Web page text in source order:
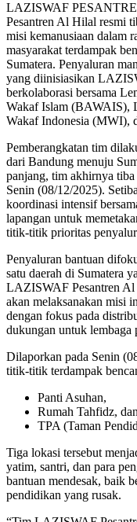
LAZISWAF
Pesantren Al Hilal resmi
misi kemanusiaan dalam
masyarakat terdampak
Sumatera. Penyaluran
yang diinisiasikan
berkolaborasi bersama
Wakaf Islam (BAWAIS),
Wakaf Indonesia (MWI),
Pemberangkatan tim
dari Bandung menuju
panjang, tim akhirnya
Senin (08/12/2025).
koordinasi intensif
lapangan untuk
titik-titik prioritas
Penyaluran bantuan
satu daerah di Sumatera
LAZISWAF Pesantren Al
akan melaksanakan misi
dengan fokus pada
dukungan untuk lembaga
Dilaporkan pada Senin
titik-titik terdampak
Panti Asuhan,
Rumah Tahfidz, dan
TPA (Taman
Tiga lokasi tersebut
yatim, santri, dan para
bantuan mendesak, baik
pendidikan yang rusak.